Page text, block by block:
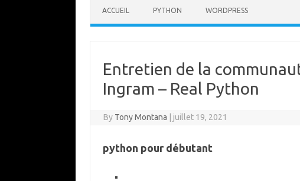
ACCUEIL PYTHON WORDPRESS
Entretien de la
Ingram – Real Python
By Tony Montana juillet 19, 2021
python pour débutant